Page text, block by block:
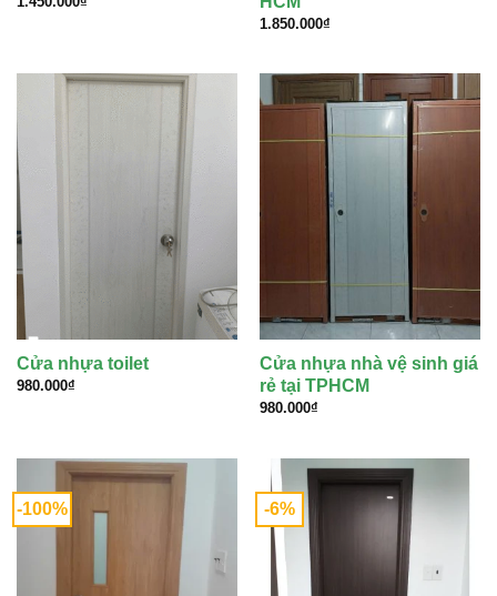
1.850.000₫
Cửa nhựa toilet
980.000₫
Cửa nhựa nhà vệ sinh giá
rẻ tại TPHCM
980.000₫
-100% -6%